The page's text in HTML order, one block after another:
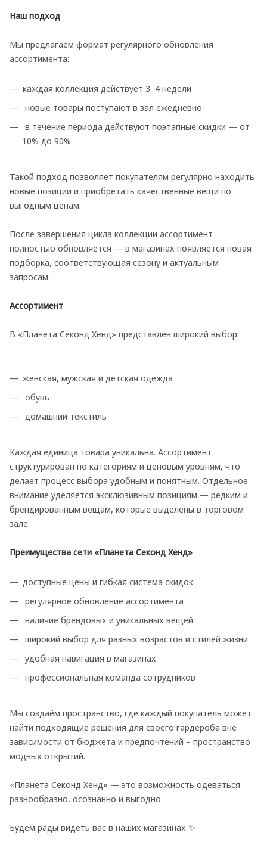
Наш подход
Мы предлагаем формат регулярного обновления
ассортимента:
каждая коллекция действует 3–4 недели
новые товары поступают в зал ежедневно
в течение периода действуют поэтапные скидки — от
10% до 90%
Такой подход позволяет покупателям регулярно находить
новые позиции и приобретать качественные вещи по
выгодным ценам.
После завершения цикла коллекции ассортимент
полностью обновляется — в магазинах появляется новая
подборка, соответствующая сезону и актуальным
запросам.
Ассортимент
В «Планета Секонд Хенд» представлен широкий выбор:
женская, мужская и детская одежда
обувь
домашний текстиль
Каждая единица товара уникальна. Ассортимент
структурирован по категориям и ценовым уровням, что
делает процесс выбора удобным и понятным. Отдельное
внимание уделяется эксклюзивным позициям — редким и
брендированным вещам, которые выделены в торговом
зале.
Преимущества сети «Планета Секонд Хенд»
доступные цены и гибкая система скидок
регулярное обновление ассортимента
наличие брендовых и уникальных вещей
широкий выбор для разных возрастов и стилей жизни
удобная навигация в магазинах
профессиональная команда сотрудников
Мы создаём пространство, где каждый покупатель может
найти подходящие решения для своего гардероба вне
зависимости от бюджета и предпочтений – пространство
модных открытий.
«Планета Секонд Хенд» — это возможность одеваться
разнообразно, осознанно и выгодно.
Будем рады видеть вас в наших магазинах ✨